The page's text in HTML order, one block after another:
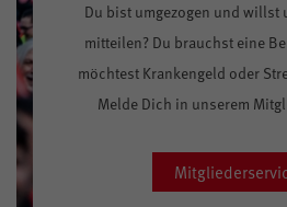
Du bist umgezogen und willst
mitteilen? Du brauchst eine
möchtest Krankengeld oder
Melde Dich in unserem